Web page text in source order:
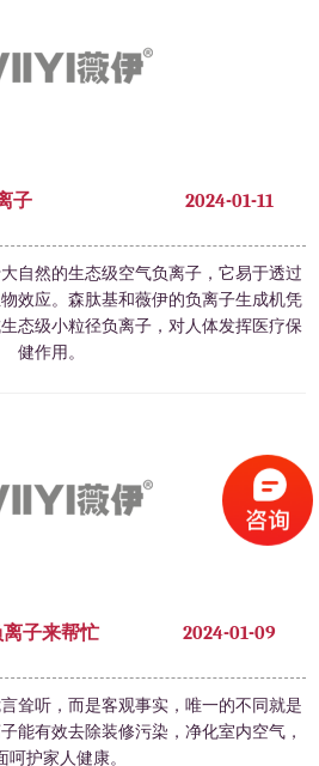
子 2024-01-11
自然的生态级空气负离子，它易于透过
效应。森肽基和薇伊的负离子生成机凭
态级小粒径负离子，对人体发挥医疗保
健作用。
子来帮忙 2024-01-09
耸听，而是客观事实，唯一的不同就是
能有效去除装修污染，净化室内空气，
呵护家人健康。